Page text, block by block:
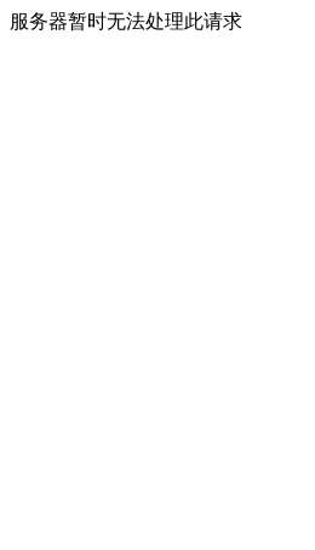
服务器暂时无法处理此请求